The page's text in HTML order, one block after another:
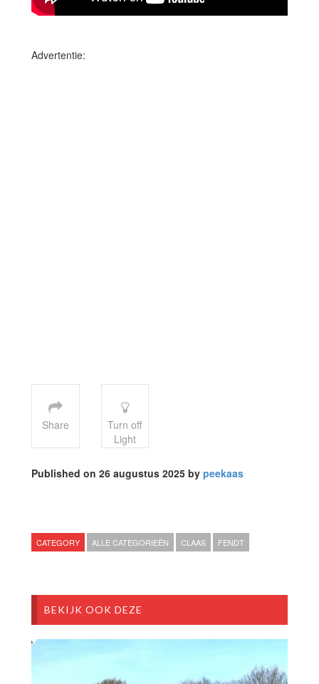
Advertentie:
Share
Turn off
Light
Published on 26 augustus 2025 by peekaas
CATEGORY ALLE CATEGORIEËN CLAAS FENDT
BEKIJK OOK DEZE